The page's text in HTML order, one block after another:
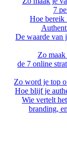
7
Hoe bereik
De waarde van
Zo maak
de 7 online
Zo word je top
Hoe blijf je
Wie vertelt
branding,